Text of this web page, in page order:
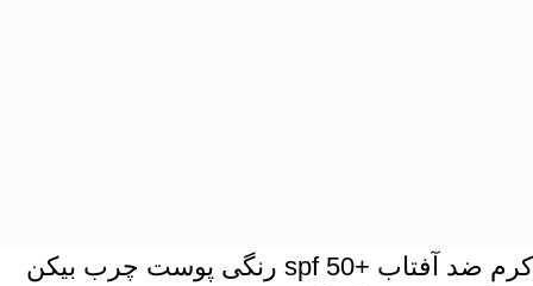
کرم ضد آفتاب +spf 50 رنگی پوست چرب بیکن